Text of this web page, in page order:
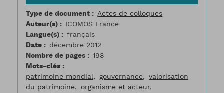
Type de document
Actes de colloques
Auteur(s)
ICOMOS France
Langue(s)
français
Date
décembre 2012
Nombre de pages
198
Mots-clés
patrimoine mondial
gouvernance
valorisation
du patrimoine
organisme et acteur